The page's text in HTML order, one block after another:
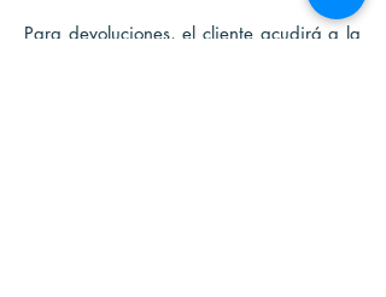
Para devoluciones, el cliente acudirá a la